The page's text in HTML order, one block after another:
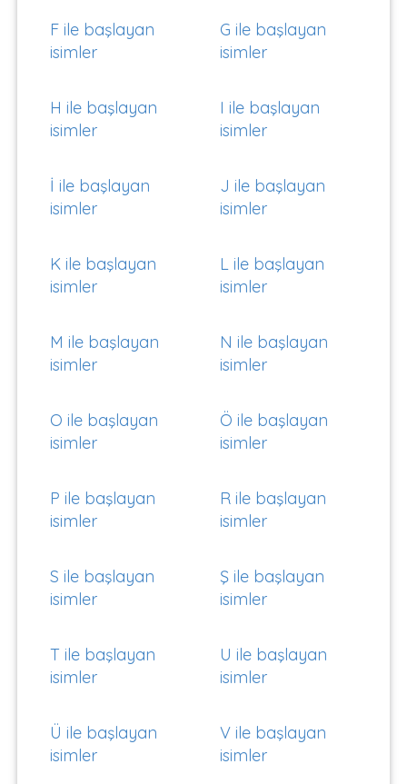
F ile başlayan
isimler
G ile başlayan
isimler
H ile başlayan
isimler
I ile başlayan
isimler
İ ile başlayan
isimler
J ile başlayan
isimler
K ile başlayan
isimler
L ile başlayan
isimler
M ile başlayan
isimler
N ile başlayan
isimler
O ile başlayan
isimler
Ö ile başlayan
isimler
P ile başlayan
isimler
R ile başlayan
isimler
S ile başlayan
isimler
Ş ile başlayan
isimler
T ile başlayan
isimler
U ile başlayan
isimler
Ü ile başlayan
isimler
V ile başlayan
isimler